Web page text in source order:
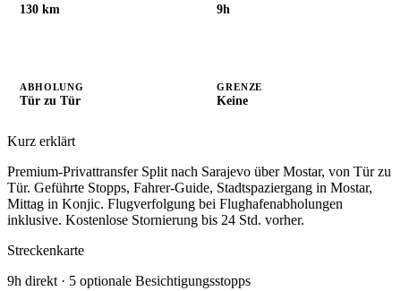
130 km 9h
ABHOLUNG
Tür zu Tür
GRENZE
Keine
Kurz erklärt
Premium-Privattransfer Split nach Sarajevo über Mostar, von Tür zu
Tür. Geführte Stopps, Fahrer-Guide, Stadtspaziergang in Mostar,
Mittag in Konjic. Flugverfolgung bei Flughafenabholungen
inklusive. Kostenlose Stornierung bis 24 Std. vorher.
Streckenkarte
9h direkt · 5 optionale Besichtigungsstopps